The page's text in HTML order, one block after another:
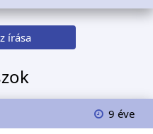
írása
9 éve